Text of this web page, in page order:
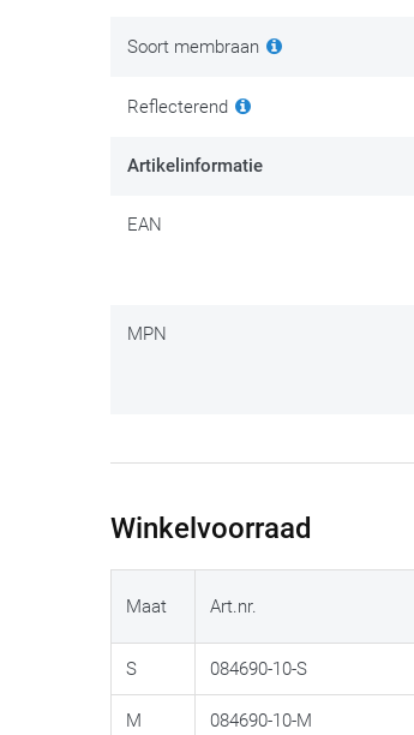
Soort membraan
Reflecterend
Artikelinformatie
EAN
MPN
Winkelvoorraad
Maat Art.nr.
S 084690-10-S
M 084690-10-M